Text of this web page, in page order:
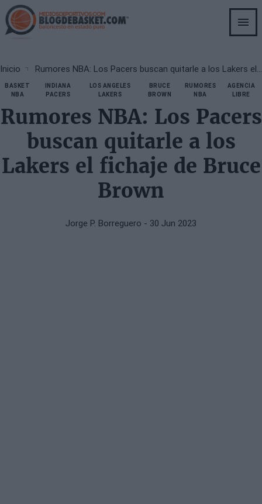
Skip
to
main
Breadcrumb
Inicio Rumores NBA: Los Pacers buscan quitarle a los Lakers el fichaje de Bruce Brown
BASKET
NBA
INDIANA
PACERS
LOS ANGELES
LAKERS
BRUCE
BROWN
RUMORES
NBA
AGENCIA
LIBRE
Rumores NBA: Los Pacers
buscan quitarle a los
Lakers el fichaje de Bruce
Brown
Jorge P. Borreguero - 30 Jun 2023